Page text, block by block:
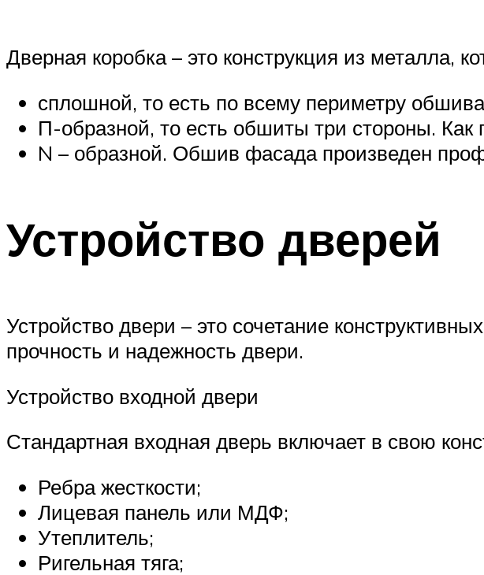
Дверная коробка – это конструкция из металла,
сплошной, то есть по всему периметру
П-образной, то есть обшиты три стороны. Как
N – образной. Обшив фасада произведен
Устройство дверей
Устройство двери – это сочетание
прочность и надежность двери.
Устройство входной двери
Стандартная входная дверь включает в свою
Ребра жесткости;
Лицевая панель или МДФ;
Утеплитель;
Ригельная тяга;